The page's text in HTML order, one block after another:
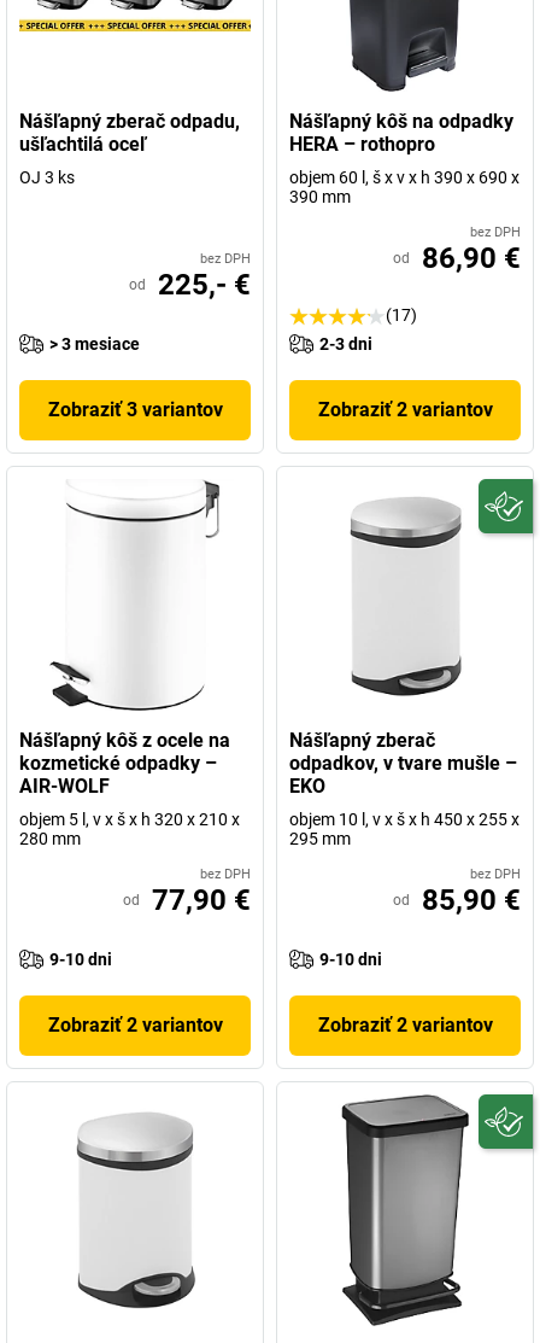
Nášľapný zberač odpadu,
ušľachtilá oceľ
OJ 3 ks
bez DPH
od 225,- €
> 3 mesiace
Zobraziť 3 variantov
Nášľapný kôš na odpadky
HERA – rothopro
objem 60 l, š x v x h 390 x 690 x
390 mm
bez DPH
od 86,90 €
(17)
2-3 dni
Zobraziť 2 variantov
Nášľapný kôš z ocele na
kozmetické odpadky –
AIR-WOLF
objem 5 l, v x š x h 320 x 210 x
280 mm
bez DPH
od 77,90 €
9-10 dni
Zobraziť 2 variantov
Nášľapný zberač
odpadkov, v tvare mušle –
EKO
objem 10 l, v x š x h 450 x 255 x
295 mm
bez DPH
od 85,90 €
9-10 dni
Zobraziť 2 variantov